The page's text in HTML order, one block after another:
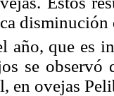
año, que es
se observó
en ovejas